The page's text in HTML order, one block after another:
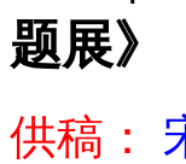
题展》
供稿：